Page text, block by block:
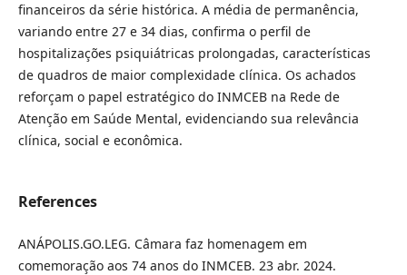
financeiros da série histórica. A média de permanência,
variando entre 27 e 34 dias, confirma o perfil de
hospitalizações psiquiátricas prolongadas, características
de quadros de maior complexidade clínica. Os achados
reforçam o papel estratégico do INMCEB na Rede de
Atenção em Saúde Mental, evidenciando sua relevância
clínica, social e econômica.
References
ANÁPOLIS.GO.LEG. Câmara faz homenagem em
comemoração aos 74 anos do INMCEB. 23 abr. 2024.